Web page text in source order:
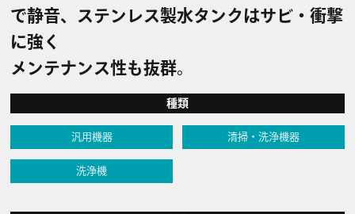
で静音、ステンレス製水タンクはサビ・衝撃
に強く
メンテナンス性も抜群。
種類
汎用機器 清掃・洗浄機器
洗浄機